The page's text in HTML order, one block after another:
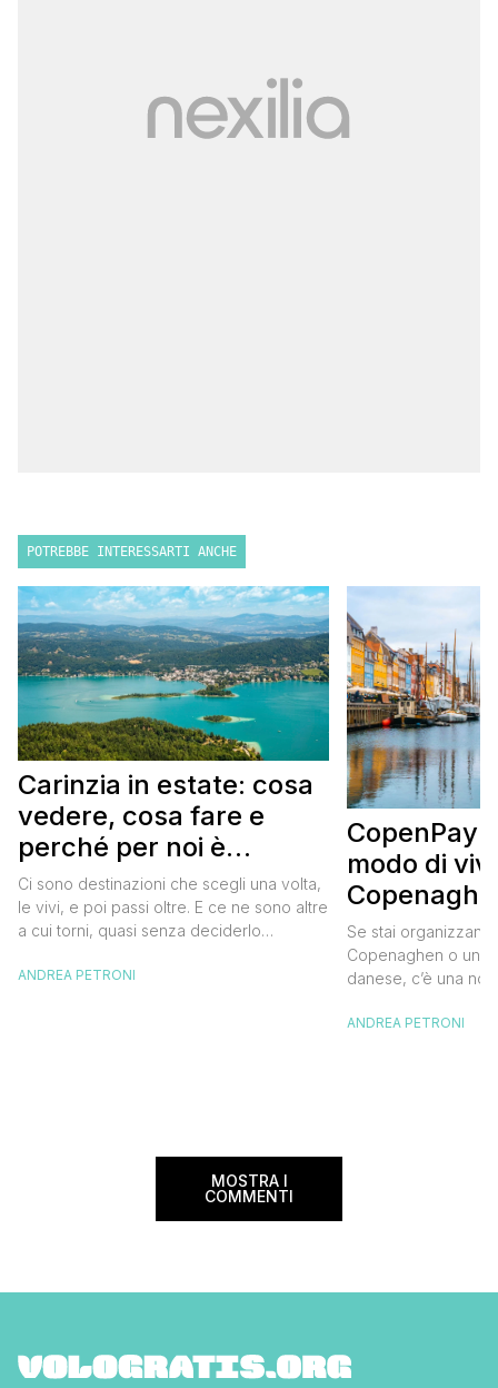
POTREBBE INTERESSARTI ANCHE
Carinzia in estate: cosa
vedere, cosa fare e
perché per noi è
diventata una
destinazione del cuore
Ci sono destinazioni che scegli una volta,
le vivi, e poi passi oltre. E ce ne sono altre
a cui torni, quasi senza deciderlo
richiamarti indietro più che il contrario. Per
ANDREA PETRONI
CopenPay:
modo di
meglio e
meno
Se stai
Copenaghen o un
danese, c’è una
CopenPay ed è
ANDREA PETRONI
MOSTRA I
COMMENTI